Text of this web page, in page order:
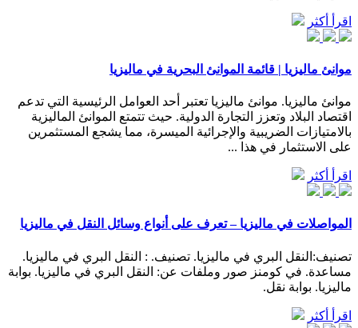
اقرأ أكثر
موانئ ماليزيا | قائمة الموانئ البحرية في ماليزيا
موانئ ماليزيا. موانئ ماليزيا تعتبر أحد العوامل الرئيسية التي تدعم
اقتصاد البلاد وتعزز التجارة الدولية. حيث تتمتع الموانئ الماليزية
بالامتيازات الضريبية والإجرائية الميسرة، مما يشجع المستثمرين
على الاستثمار في هذا ...
اقرأ أكثر
المواصلات في ماليزيا – تعرف على أنواع وسائل النقل في ماليزيا
تصنيف:النقل البري في ماليزيا. تصنيف. : النقل البري في ماليزيا.
مساعدة. في كومنز صور وملفات عن: النقل البري في ماليزيا. بوابة
ماليزيا. بوابة نقل.
اقرأ أكثر